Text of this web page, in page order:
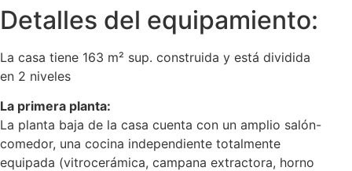
Detalles del equipamiento:
La casa tiene 163 m² sup. construida y está dividida
en 2 niveles
La primera planta:
La planta baja de la casa cuenta con un amplio salón-
comedor, una cocina independiente totalmente
equipada (vitrocerámica, campana extractora, horno